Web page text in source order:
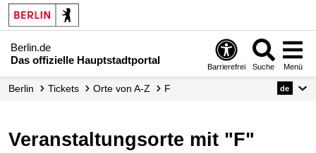
Berlin.de
Das offizielle Hauptstadtportal
Barrierefrei Suche Menü
Berlin Tickets Orte von A-Z F de
Veranstaltungsorte mit "F"